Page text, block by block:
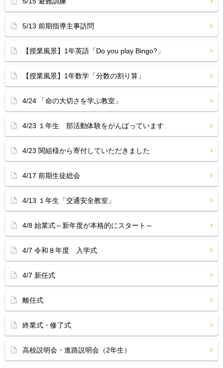
5/13 前期指導主事訪問
【授業風景】1年英語「Do you play Bingo?」
【授業風景】1年数学「分数の割り算」
4/24 「命の大切さを学ぶ教室」
4/23 １年生 部活動体験をがんばっています
4/23 関組様から寄付していただきました
4/17 前期生徒総会
4/13 １年生「交通安全教室」
4/8 始業式～新年度が本格的にスタート～
4/7 令和８年度 入学式
4/7 新任式
離任式
終業式・修了式
高校説明会・進路説明会（2年生）